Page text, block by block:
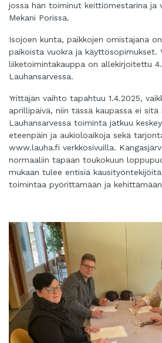
jossa hän toiminut keittiömestarina ja
Mekani Porissa.
Isojoen kunta, paikkojen omistajana
paikoista vuokra ja käyttösopimukset.
liiketoimintakauppa on allekirjoitettu
Lauhansarvessa.
Yrittäjän vaihto tapahtuu 1.4.2025,
aprillipäivä, niin tässä kaupassa ei sitä
Lauhansarvessa toiminta jatkuu
eteenpäin ja aukioloaikoja sekä
www.lauha.fi verkkosivuilla.
normaaliin tapaan toukokuun
mukaan tulee entisiä
toimintaa pyörittämään ja